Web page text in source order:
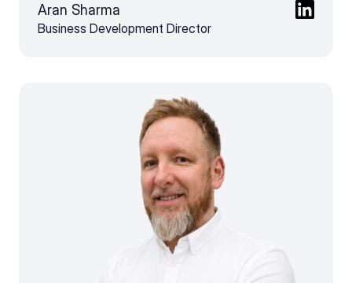
Aran Sharma
Business Development Director